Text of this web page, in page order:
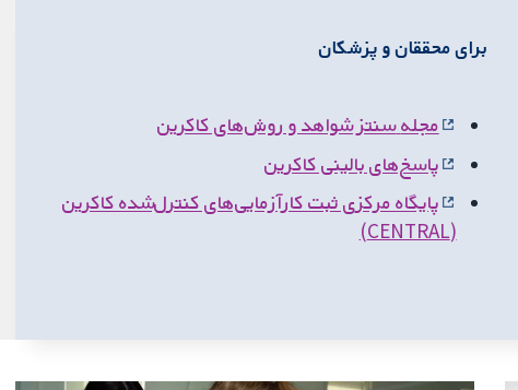
برای محققان و پزشکان
مجلهسنتز شواهد و روش‌های کاکرین
پاسخ‌های بالینی کاکرین
پایگاه مرکزی ثبت کارآزمایی‌های کنترل‌شده کاکرین
(CENTRAL)